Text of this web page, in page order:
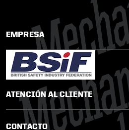
EMPRESA
ATENCIÓN AL CLIENTE
CONTACTO